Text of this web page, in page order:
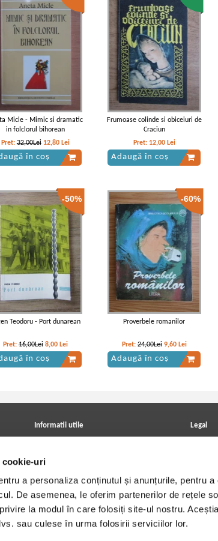
cookie-uri
a personaliza conținutul și anunțurile, pentru
De asemenea, le oferim partenerilor de rețele
la modul în care folosiți site-ul nostru.
sau culese în urma folosirii serviciilor lor.
Micle - Mimic si dramatic
in folclorul bihorean
Pret:32,00Lei 12,80 Lei
în coș
Frumoase colinde si obiceiuri de
Craciun
Pret: 12,00 Lei
Adaugă în coș
-50%
Teodoru - Port dunarean
Pret:16,00Lei 8,00 Lei
în coș
-60%
Proverbele romanilor
Pret:24,00Lei 9,60 Lei
Adaugă în coș
Informatii utile
Contact
Politica de livrare
Angajari - Cariere
Legal
Utilizare